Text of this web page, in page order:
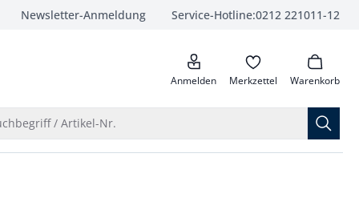
Newsletter-Anmeldung Service-Hotline:0212 221011-12
anrufen
Anmelden Merkzettel Warenkorb
/ Artikel-Nr.